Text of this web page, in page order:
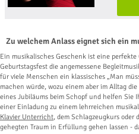
Zu welchem Anlass eignet sich ein
Ein musikalisches Geschenk ist eine
Geburtstagsfest die angemessene
für viele Menschen ein klassisches „Man
machen würde, wozu einem aber im Alltag
eines Jubiläums beim Schopf und helfen Sie
einer Einladung zu einem lehrreichen
Klavier Unterricht, dem Schlagzeugkurs oder
gehegten Traum in Erfüllung gehen lassen -